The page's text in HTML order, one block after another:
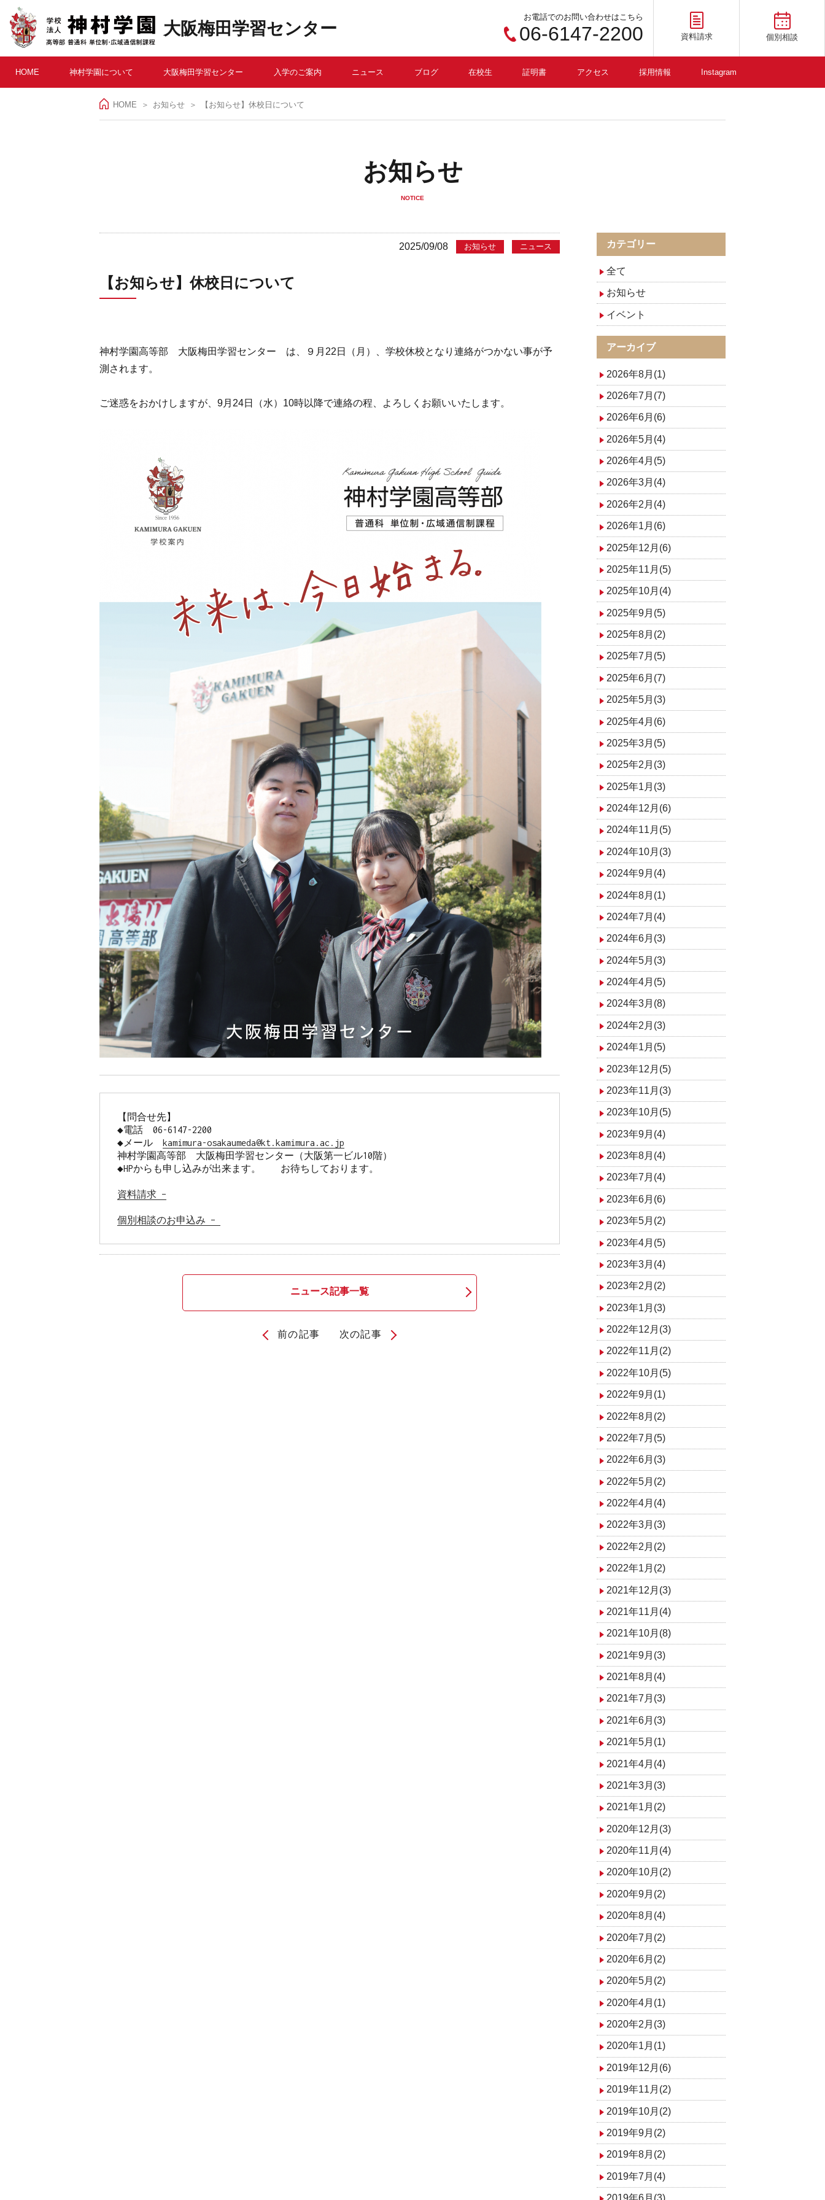
大阪梅田学習センター
お電話でのお問い合わせはこちら
06-6147-2200 資料請求 個別相談
HOME 神村学園について 大阪梅田学習センター 入学のご案内 ニュース ブログ 在校生 証明書 アクセス 採用情報 Instagram
HOME ＞ お知らせ 【お知らせ】休校日について
お知らせ
NOTICE
2025/09/08 お知らせ ニュース
【お知らせ】休校日について
神村学園高等部 大阪梅田学習センター は、９月22日（月）、学校休校となり連絡がつかない事が予
測されます。
ご迷惑をおかけしますが、9月24日（水）10時以降で連絡の程、よろしくお願いいたします。
【問合せ先】
◆電話　06-6147-2200
◆メール kamimura-osakaumeda@kt.kamimura.ac.jp
神村学園高等部　大阪梅田学習センター（大阪第一ビル10階）
◆HPからも申し込みが出来ます。　　お待ちしております。
資料請求 –
個別相談のお申込み –
ニュース記事一覧
前の記事 次の記事
カテゴリー
全て
お知らせ
イベント
アーカイブ
2026年8月(1)
2026年7月(7)
2026年6月(6)
2026年5月(4)
2026年4月(5)
2026年3月(4)
2026年2月(4)
2026年1月(6)
2025年12月(6)
2025年11月(5)
2025年10月(4)
2025年9月(5)
2025年8月(2)
2025年7月(5)
2025年6月(7)
2025年5月(3)
2025年4月(6)
2025年3月(5)
2025年2月(3)
2025年1月(3)
2024年12月(6)
2024年11月(5)
2024年10月(3)
2024年9月(4)
2024年8月(1)
2024年7月(4)
2024年6月(3)
2024年5月(3)
2024年4月(5)
2024年3月(8)
2024年2月(3)
2024年1月(5)
2023年12月(5)
2023年11月(3)
2023年10月(5)
2023年9月(4)
2023年8月(4)
2023年7月(4)
2023年6月(6)
2023年5月(2)
2023年4月(5)
2023年3月(4)
2023年2月(2)
2023年1月(3)
2022年12月(3)
2022年11月(2)
2022年10月(5)
2022年9月(1)
2022年8月(2)
2022年7月(5)
2022年6月(3)
2022年5月(2)
2022年4月(4)
2022年3月(3)
2022年2月(2)
2022年1月(2)
2021年12月(3)
2021年11月(4)
2021年10月(8)
2021年9月(3)
2021年8月(4)
2021年7月(3)
2021年6月(3)
2021年5月(1)
2021年4月(4)
2021年3月(3)
2021年1月(2)
2020年12月(3)
2020年11月(4)
2020年10月(2)
2020年9月(2)
2020年8月(4)
2020年7月(2)
2020年6月(2)
2020年5月(2)
2020年4月(1)
2020年2月(3)
2020年1月(1)
2019年12月(6)
2019年11月(2)
2019年10月(2)
2019年9月(2)
2019年8月(2)
2019年7月(4)
2019年6月(3)